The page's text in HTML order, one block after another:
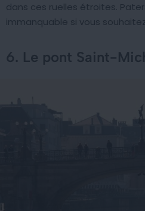
dans ces ruelles étroites.
immanquable si vous
6. Le pont Saint-